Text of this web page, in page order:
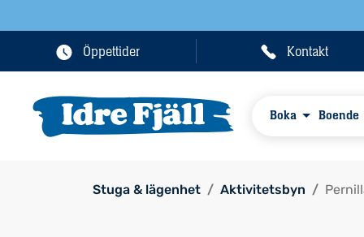
Öppettider Kontakt
Boka Boende
Stuga & lägenhet Aktivitetsbyn